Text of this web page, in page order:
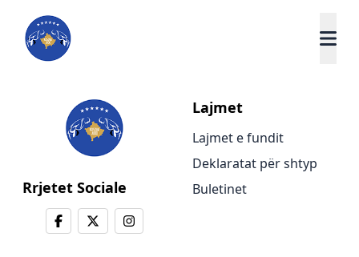
Rrjetet Sociale
Lajmet
Lajmet e fundit
Deklaratat për shtyp
Buletinet